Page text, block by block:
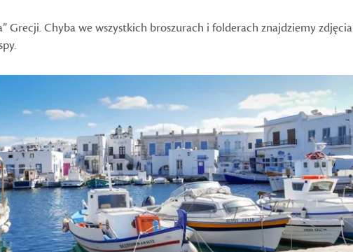
Grecji. Chyba we wszystkich broszurach i folderach znajdziemy zdjęcia